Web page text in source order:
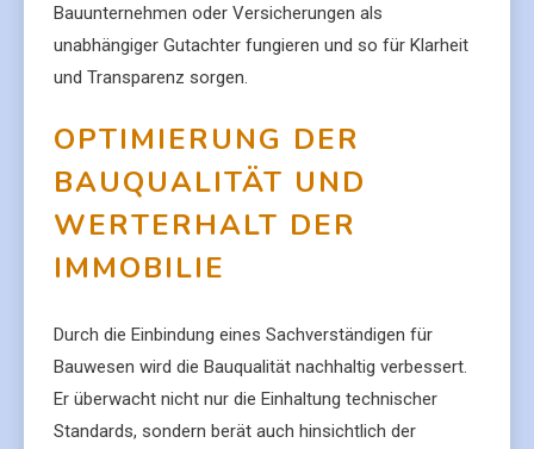
Bauunternehmen oder Versicherungen als
unabhängiger Gutachter fungieren und so für Klarheit
und Transparenz sorgen.
OPTIMIERUNG DER
BAUQUALITÄT UND
WERTERHALT DER
IMMOBILIE
Durch die Einbindung eines Sachverständigen für
Bauwesen wird die Bauqualität nachhaltig verbessert.
Er überwacht nicht nur die Einhaltung technischer
Standards, sondern berät auch hinsichtlich der